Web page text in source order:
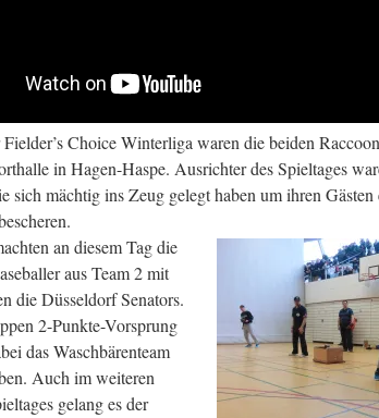
Choice Winterliga waren die beiden
in Hagen-Haspe. Ausrichter des Spieltages
sich mächtig ins Zeug gelegt haben um ihren Gästen
an diesem Tag die
aus Team 2 mit
die Düsseldorf Senators.
2-Punkte-Vorsprung
das Waschbärenteam
Auch im weiteren
gelang es der